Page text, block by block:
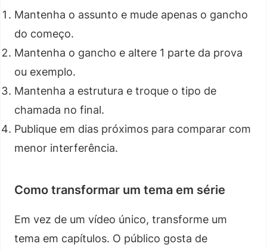
Mantenha o assunto e mude apenas o gancho
do começo.
Mantenha o gancho e altere 1 parte da prova
ou exemplo.
Mantenha a estrutura e troque o tipo de
chamada no final.
Publique em dias próximos para comparar com
menor interferência.
Como transformar um tema em série
Em vez de um vídeo único, transforme um
tema em capítulos. O público gosta de